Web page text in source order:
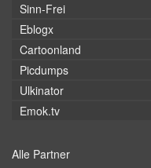
Sinn-Frei
Eblogx
Cartoonland
Picdumps
Ulkinator
Emok.tv
Alle Partner